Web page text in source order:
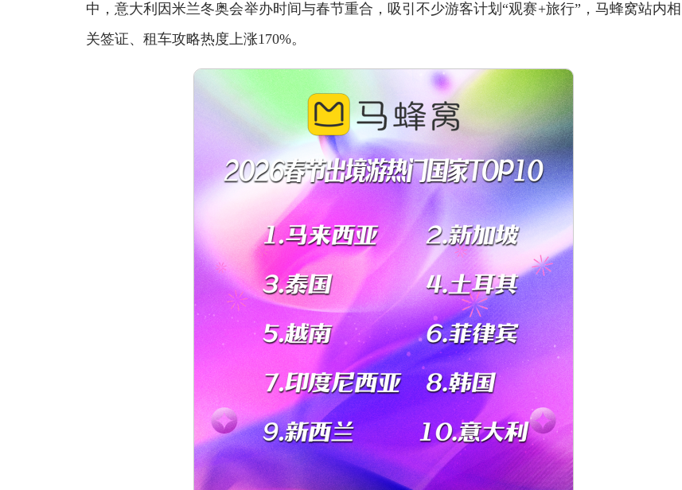
中，意大利因米兰冬奥会举办时间与春节重合，吸引不少游客计划“观赛+旅行”，马蜂窝站内相
关签证、租车攻略热度上涨170%。